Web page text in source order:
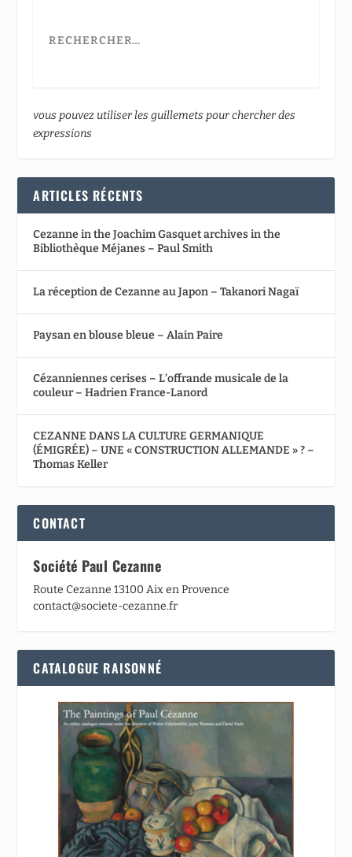
vous pouvez utiliser les guillemets pour chercher des
expressions
ARTICLES RÉCENTS
Cezanne in the Joachim Gasquet archives in the
Bibliothèque Méjanes – Paul Smith
La réception de Cezanne au Japon – Takanori Nagaï
Paysan en blouse bleue – Alain Paire
Cézanniennes cerises – L’offrande musicale de la
couleur – Hadrien France-Lanord
CEZANNE DANS LA CULTURE GERMANIQUE
(ÉMIGRÉE) – UNE « CONSTRUCTION ALLEMANDE » ? –
Thomas Keller
CONTACT
Société Paul Cezanne
Route Cezanne 13100 Aix en Provence
contact@societe-cezanne.fr
CATALOGUE RAISONNÉ